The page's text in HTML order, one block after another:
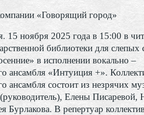
«Говорящий город»
15 ноября 2025 года в 15:00 в
библиотеки для слепых
в исполнении вокально –
ансамбля «Интуиция +».
ансамбля состоит из незрячих
Елены Писаревой,
Бурлакова. В репертуар